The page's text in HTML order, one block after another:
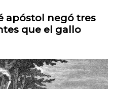
apóstol negó tres
que el gallo